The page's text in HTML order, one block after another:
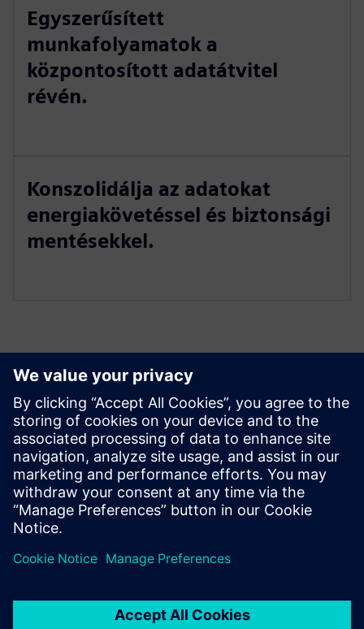
Egyszerűsített
munkafolyamatok a
központosított adatátvitel
révén.
Konszolidálja az adatokat
energiakövetéssel és biztonsági
mentésekkel.
Erőforrások és kapcsolódó
termékek megismerése
Feltételek